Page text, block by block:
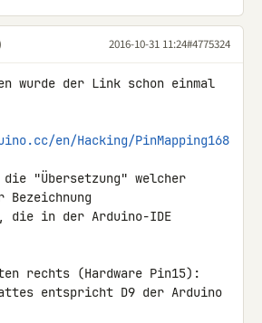
2016-10-31 11:24#4775324
wurde der Link schon einmal
en/Hacking/PinMapping168
"Übersetzung" welcher
die in der Arduino-IDE
rechts (Hardware Pin15):
entspricht D9 der Arduino